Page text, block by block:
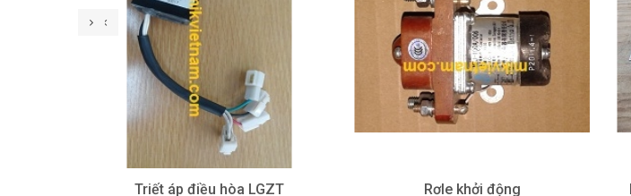
Triết áp điều hòa LGZT Rơle khởi động